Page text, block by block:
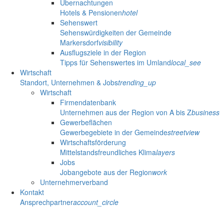
Übernachtungen
Hotels & Pensionenhotel
Sehenswert
Sehenswürdigkeiten der Gemeinde
Markersdorfvisibility
Ausflugsziele in der Region
Tipps für Sehenswertes im Umlandlocal_see
Wirtschaft
Standort, Unternehmen & Jobstrending_up
Wirtschaft
Firmendatenbank
Unternehmen aus der Region von A bis Zbusiness
Gewerbeflächen
Gewerbegebiete in der Gemeindestreetview
Wirtschaftsförderung
Mittelstandsfreundliches Klimalayers
Jobs
Jobangebote aus der Regionwork
Unternehmerverband
Kontakt
Ansprechpartneraccount_circle